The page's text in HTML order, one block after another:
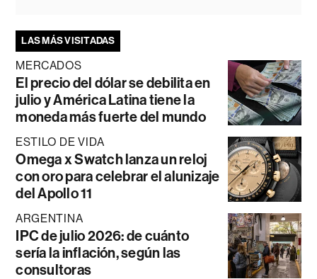
LAS MÁS VISITADAS
MERCADOS
El precio del dólar se debilita en
julio y América Latina tiene la
moneda más fuerte del mundo
ESTILO DE VIDA
Omega x Swatch lanza un reloj
con oro para celebrar el alunizaje
del Apollo 11
ARGENTINA
IPC de julio 2026: de cuánto
sería la inflación, según las
consultoras